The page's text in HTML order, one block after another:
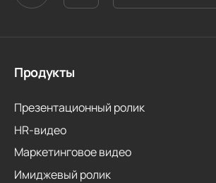
Продукты
Презентационный ролик
HR-видео
Маркетинговое видео
Имиджевый ролик